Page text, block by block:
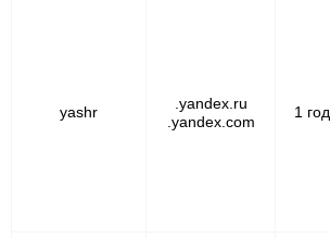
yashr
.yandex.ru
.yandex.com
1 год